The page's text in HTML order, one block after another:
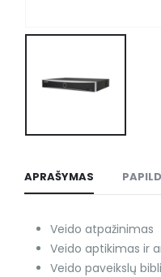
APRAŠYMAS
Veido atpažinimas
Veido aptikimas ir
Veido paveikslų